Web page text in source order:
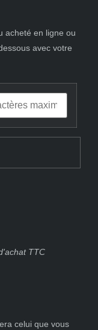
acheté en ligne ou
avec votre
TTC
celui que vous